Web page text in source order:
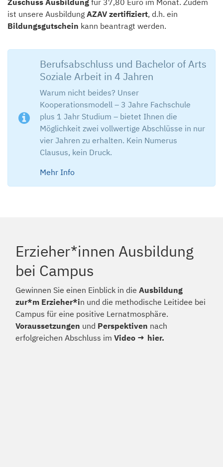
ist unsere Ausbildung AZAV zertifiziert, d.h. ein
Bildungsgutschein kann beantragt werden.
Berufsabschluss und Bachelor of Arts
Soziale Arbeit in 4 Jahren
Warum nicht beides? Unser
Kooperationsmodell – 3 Jahre Fachschule
plus 1 Jahr Studium – bietet Ihnen die
Möglichkeit zwei vollwertige Abschlüsse in nur
vier Jahren zu erhalten. Kein Numerus
Clausus, kein Druck.
Mehr Info
Erzieher*innen Ausbildung
bei Campus
Gewinnen Sie einen Einblick in die Ausbildung
zur*m Erzieher*in und die methodische Leitidee bei
Campus für eine positive Lernatmosphäre.
Voraussetzungen und Perspektiven nach
erfolgreichen Abschluss im Video hier.